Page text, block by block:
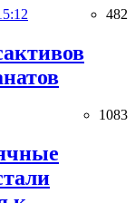
482
1083